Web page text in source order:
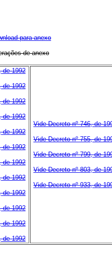
para anexo
de anexo
de 1992
de 1992
de 1992
de 1992
de 1992
de 1992
de 1992
de 1992
de 1992
de 1992
de 1992
de 1992
Vide Decreto nº 746, de
Vide Decreto nº 755, de
Vide Decreto nº 799, de
Vide Decreto nº 803, de
Vide Decreto nº 933, de